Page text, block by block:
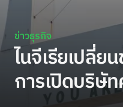
ข่าวธุรกิจ
ไนจีเรียเปลี่ย
การเปิดบริษั